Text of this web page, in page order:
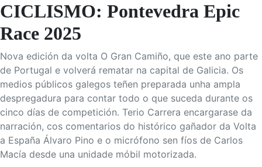
CICLISMO: Pontevedra Epic
Race 2025
Nova edición da volta O Gran Camiño, que este ano parte
de Portugal e volverá rematar na capital de Galicia. Os
medios públicos galegos teñen preparada unha ampla
despregadura para contar todo o que suceda durante os
cinco días de competición. Terio Carrera encargarase da
narración, cos comentarios do histórico gañador da Volta
a España Álvaro Pino e o micrófono sen fíos de Carlos
Macía desde una unidade móbil motorizada.